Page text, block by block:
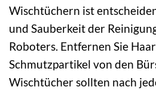
Wischtüchern ist
und Sauberkeit der
Roboters. Entfernen Sie
Schmutzpartikel von den
Wischtücher sollten nach